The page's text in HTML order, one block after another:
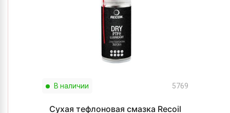
В наличии 5769
Сухая тефлоновая смазка Recoil